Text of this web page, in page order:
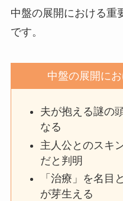
中盤の展開における重
です。
中盤の展開に
夫が抱える謎の
なる
主人公とのスキ
だと判明
「治療」を名目
が芽生える